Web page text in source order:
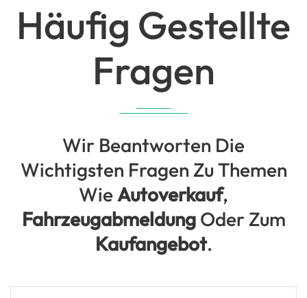
Häufig Gestellte
Fragen
Wir Beantworten Die
Wichtigsten Fragen Zu Themen
WieAutoverkauf,
FahrzeugabmeldungOder Zum
Kaufangebot.